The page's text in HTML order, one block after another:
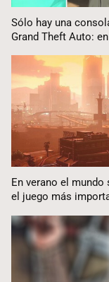
Sólo hay una
Grand Theft Auto:
En verano el mundo
el juego más